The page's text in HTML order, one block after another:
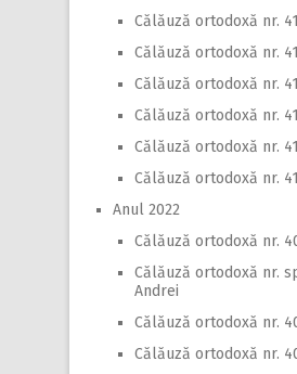
Călăuză ortodoxă nr.
Călăuză ortodoxă nr.
Călăuză ortodoxă nr.
Călăuză ortodoxă nr.
Călăuză ortodoxă nr.
Călăuză ortodoxă nr.
Anul 2022
Călăuză ortodoxă nr.
Călăuză ortodoxă nr.
Andrei
Călăuză ortodoxă nr.
Călăuză ortodoxă nr.